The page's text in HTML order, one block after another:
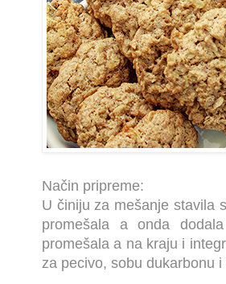
Način pripreme:
U činiju za mešanje stavila
promešala a onda
promešala a na kraju i
za pecivo, sobu dukarbonu